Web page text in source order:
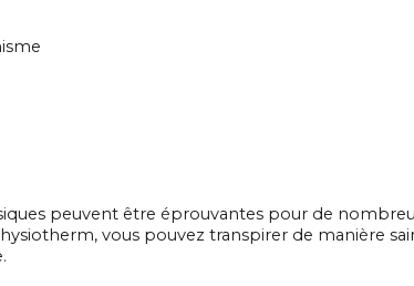
peuvent être éprouvantes pour de
vous pouvez transpirer de manière